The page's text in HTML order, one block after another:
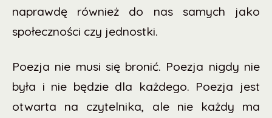
naprawdę również do nas samych jako
społeczności czy jednostki.
Poezja nie musi się bronić. Poezja nigdy nie
była i nie będzie dla każdego. Poezja jest
otwarta na czytelnika, ale nie każdy ma